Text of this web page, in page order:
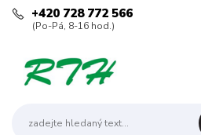
+420 728 772 566
(Po-Pá, 8-16 hod.)